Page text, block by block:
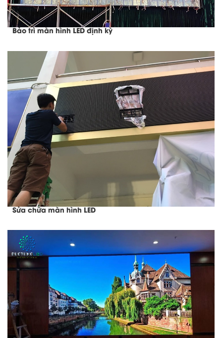
Bảo trì màn hình LED định kỳ
Sửa chữa màn hình LED